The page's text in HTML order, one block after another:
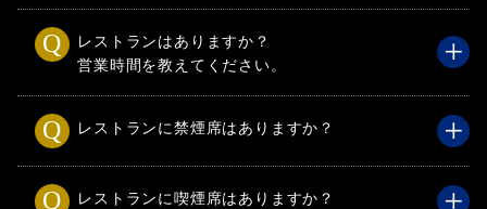
レストランはありますか？
営業時間を教えてください。
レストランに禁煙席はありますか？
レストランに喫煙席はありますか？